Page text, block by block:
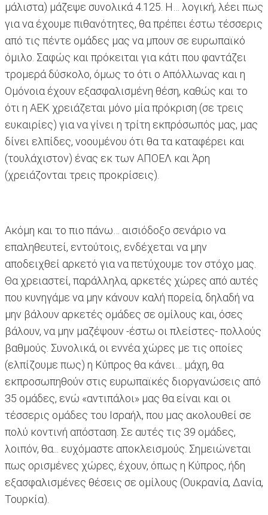
μάλιστα) μάζεψε συνολικά 4.125. Η… λογική, λέει πως
για να έχουμε πιθανότητες, θα πρέπει έστω τέσσερις
από τις πέντε ομάδες μας να μπουν σε ευρωπαϊκό
όμιλο. Σαφώς και πρόκειται για κάτι που φαντάζει
τρομερά δύσκολο, όμως το ότι ο Απόλλωνας και η
Ομόνοια έχουν εξασφαλισμένη θέση, καθώς και το
ότι η ΑΕΚ χρειάζεται μόνο μία πρόκριση (σε τρεις
ευκαιρίες) για να γίνει η τρίτη εκπρόσωπός μας, μας
δίνει ελπίδες, νοουμένου ότι θα τα καταφέρει και
(τουλάχιστον) ένας εκ των ΑΠΟΕΛ και Άρη
(χρειάζονται τρεις προκρίσεις).
Ακόμη και το πιο πάνω… αισιόδοξο σενάριο να
επαληθευτεί, εντούτοις, ενδέχεται να μην
αποδειχθεί αρκετό για να πετύχουμε τον στόχο μας.
Θα χρειαστεί, παράλληλα, αρκετές χώρες από αυτές
που κυνηγάμε να μην κάνουν καλή πορεία, δηλαδή να
μην βάλουν αρκετές ομάδες σε ομίλους και, όσες
βάλουν, να μην μαζέψουν -έστω οι πλείστες- πολλούς
βαθμούς. Συνολικά, οι εννέα χώρες με τις οποίες
(ελπίζουμε πως) η Κύπρος θα κάνει… μάχη, θα
εκπροσωπηθούν στις ευρωπαϊκές διοργανώσεις από
35 ομάδες, ενώ «αντιπάλοι» μας θα είναι και οι
τέσσερις ομάδες του Ισραήλ, που μας ακολουθεί σε
πολύ κοντινή απόσταση. Σε αυτές τις 39 ομάδες,
λοιπόν, θα... ευχόμαστε αποκλεισμούς. Σημειώνεται
πως ορισμένες χώρες, έχουν, όπως η Κύπρος, ήδη
εξασφαλισμένες θέσεις σε ομίλους (Ουκρανία, Δανία,
Τουρκία).